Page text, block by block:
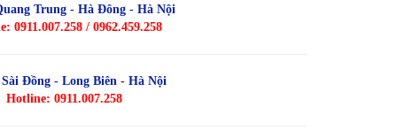
Trung - Hà Đông - Hà Nội
0911.007.258 / 0962.459.258
Sài Đồng - Long Biên - Hà Nội
Hotline: 0911.007.258